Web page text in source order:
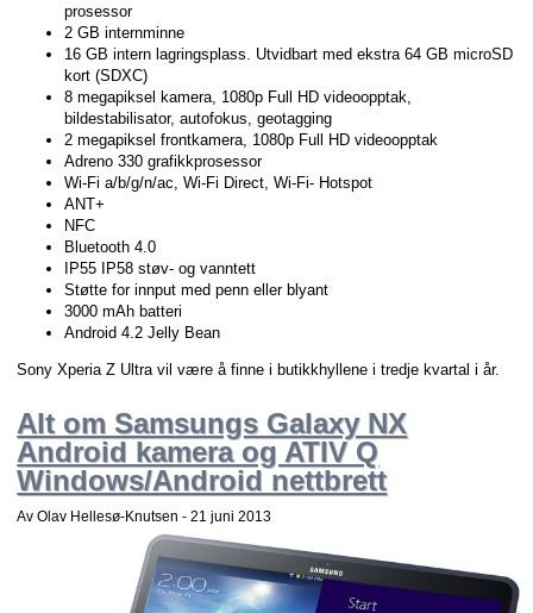
prosessor
2 GB internminne
16 GB intern lagringsplass. Utvidbart med ekstra 64 GB microSD
kort (SDXC)
8 megapiksel kamera, 1080p Full HD videoopptak,
bildestabilisator, autofokus, geotagging
2 megapiksel frontkamera, 1080p Full HD videoopptak
Adreno 330 grafikkprosessor
Wi-Fi a/b/g/n/ac, Wi-Fi Direct, Wi-Fi- Hotspot
ANT+
NFC
Bluetooth 4.0
IP55 IP58 støv- og vanntett
Støtte for innput med penn eller blyant
3000 mAh batteri
Android 4.2 Jelly Bean
Sony Xperia Z Ultra vil være å finne i butikkhyllene i tredje kvartal i år.
Alt om Samsungs Galaxy NX
Android kamera og ATIV Q
Windows/Android nettbrett
Av Olav Hellesø-Knutsen -21 juni 2013